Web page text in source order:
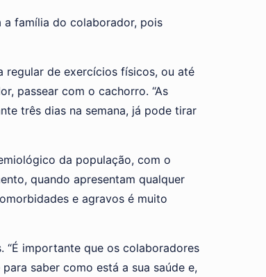
família do colaborador, pois
regular de exercícios físicos, ou até
passear com o cachorro. “As
três dias na semana, já pode tirar
da população, com o
quando apresentam qualquer
e agravos é muito
“É importante que os colaboradores
saber como está a sua saúde e,